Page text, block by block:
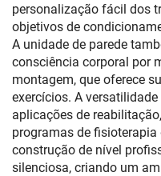
personalização fácil dos
objetivos de
A unidade de parede
consciência corporal por
montagem, que oferece
exercícios. A
aplicações de
programas de fisioterapia
construção de nível
silenciosa, criando um